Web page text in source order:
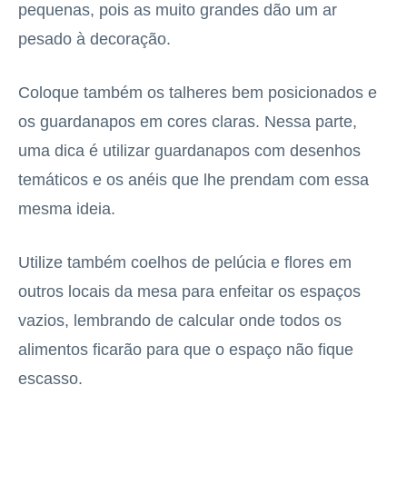
pequenas, pois as muito grandes dão um ar
pesado à decoração.
Coloque também os talheres bem posicionados e
os guardanapos em cores claras. Nessa parte,
uma dica é utilizar guardanapos com desenhos
temáticos e os anéis que lhe prendam com essa
mesma ideia.
Utilize também coelhos de pelúcia e flores em
outros locais da mesa para enfeitar os espaços
vazios, lembrando de calcular onde todos os
alimentos ficarão para que o espaço não fique
escasso.